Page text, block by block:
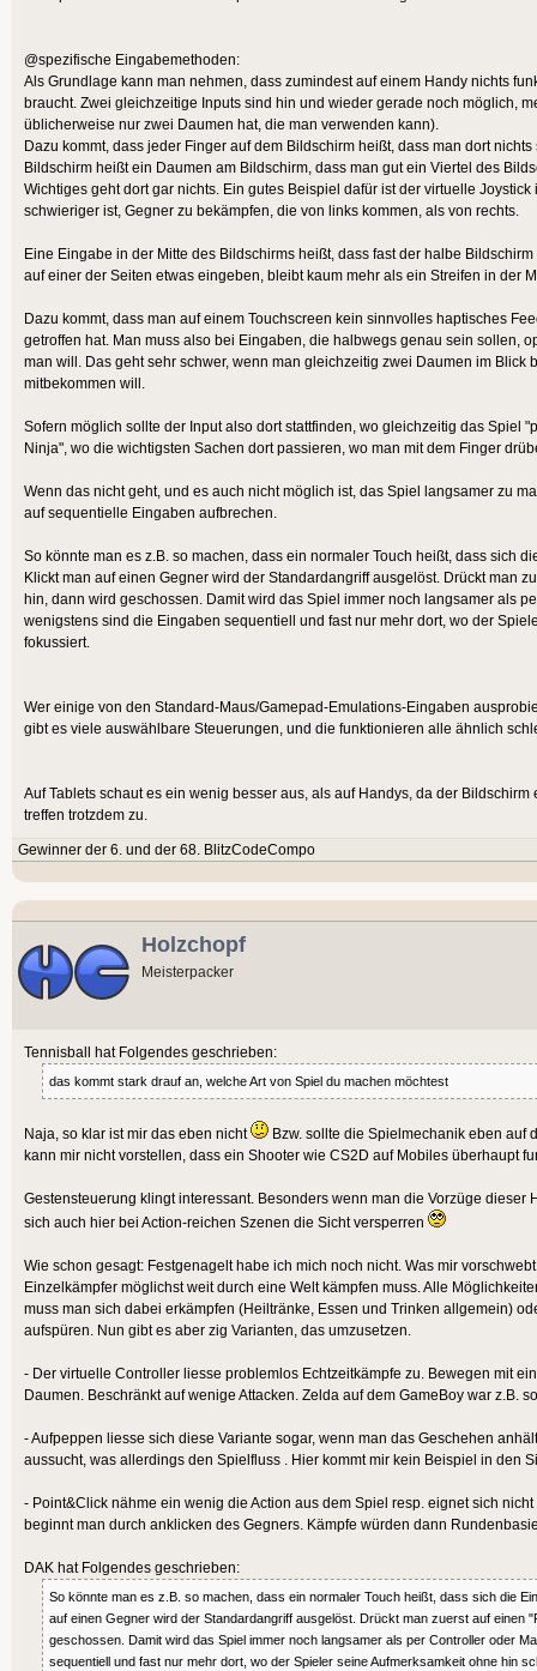
@spezifische Eingabemethoden:
Als Grundlage kann man nehmen, dass zumindest auf einem Handy nichts
braucht. Zwei gleichzeitige Inputs sind hin und wieder gerade noch möglich,
üblicherweise nur zwei Daumen hat, die man verwenden kann).
Dazu kommt, dass jeder Finger auf dem Bildschirm heißt, dass man dort
Bildschirm heißt ein Daumen am Bildschirm, dass man gut ein Viertel des
Wichtiges geht dort gar nichts. Ein gutes Beispiel dafür ist der virtuelle
schwieriger ist, Gegner zu bekämpfen, die von links kommen, als von rechts.
Eine Eingabe in der Mitte des Bildschirms heißt, dass fast der halbe
auf einer der Seiten etwas eingeben, bleibt kaum mehr als ein Streifen in der
Dazu kommt, dass man auf einem Touchscreen kein sinnvolles haptisches
getroffen hat. Man muss also bei Eingaben, die halbwegs genau sein sollen,
man will. Das geht sehr schwer, wenn man gleichzeitig zwei Daumen im Blick
mitbekommen will.
Sofern möglich sollte der Input also dort stattfinden, wo gleichzeitig das Spiel
Ninja", wo die wichtigsten Sachen dort passieren, wo man mit dem Finger
Wenn das nicht geht, und es auch nicht möglich ist, das Spiel langsamer zu
auf sequentielle Eingaben aufbrechen.
So könnte man es z.B. so machen, dass ein normaler Touch heißt, dass sich
Klickt man auf einen Gegner wird der Standardangriff ausgelöst. Drückt man
hin, dann wird geschossen. Damit wird das Spiel immer noch langsamer als
wenigstens sind die Eingaben sequentiell und fast nur mehr dort, wo der
fokussiert.
Wer einige von den Standard-Maus/Gamepad-Emulations-Eingaben
gibt es viele auswählbare Steuerungen, und die funktionieren alle ähnlich
Auf Tablets schaut es ein wenig besser aus, als auf Handys, da der
treffen trotzdem zu.
Gewinner der 6. und der 68. BlitzCodeCompo
Holzchopf
Meisterpacker
Tennisball hat Folgendes geschrieben:
das kommt stark drauf an, welche Art von Spiel du machen möchtest
Naja, so klar ist mir das eben nicht
Bzw. sollte die Spielmechanik eben auf
kann mir nicht vorstellen, dass ein Shooter wie CS2D auf Mobiles überhaupt
Gestensteuerung klingt interessant. Besonders wenn man die Vorzüge dieser
sich auch hier bei Action-reichen Szenen die Sicht versperren
Wie schon gesagt: Festgenagelt habe ich mich noch nicht. Was mir
Einzelkämpfer möglichst weit durch eine Welt kämpfen muss. Alle
muss man sich dabei erkämpfen (Heiltränke, Essen und Trinken allgemein)
aufspüren. Nun gibt es aber zig Varianten, das umzusetzen.
- Der virtuelle Controller liesse problemlos Echtzeitkämpfe zu. Bewegen mit
Daumen. Beschränkt auf wenige Attacken. Zelda auf dem GameBoy war z.B.
- Aufpeppen liesse sich diese Variante sogar, wenn man das Geschehen
aussucht, was allerdings den Spielfluss . Hier kommt mir kein Beispiel in den
- Point&Click nähme ein wenig die Action aus dem Spiel resp. eignet sich
beginnt man durch anklicken des Gegners. Kämpfe würden dann
DAK hat Folgendes geschrieben:
So könnte man es z.B. so machen, dass ein normaler Touch heißt, dass sich die
auf einen Gegner wird der Standardangriff ausgelöst. Drückt man zuerst auf einen
geschossen. Damit wird das Spiel immer noch langsamer als per Controller oder
sequentiell und fast nur mehr dort, wo der Spieler seine Aufmerksamkeit ohne hin